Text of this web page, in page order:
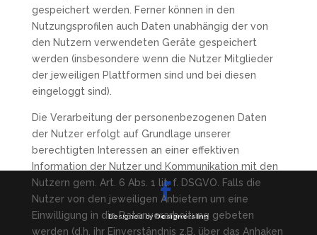
gespeichert werden. Ferner können in den
Nutzungsprofilen auch Daten unabhängig der von
den Nutzern verwendeten Geräte gespeichert
werden (insbesondere wenn die Nutzer Mitglieder
der jeweiligen Plattformen sind und bei diesen
eingeloggt sind).
Die Verarbeitung der personenbezogenen Daten
der Nutzer erfolgt auf Grundlage unserer
berechtigten Interessen an einer effektiven
Information der Nutzer und Kommunikation mit den
Nutzern gem. Art. 6 Abs. 1 lit. f. DSGVO. Falls die
Nutzer von den jeweiligen Anbietern um eine
Einwilligung in die Datenverarbeitung gebeten
werden (d.h. ihr Einverständnis z.B. über das Anhaken
Designed byDesigners Inn